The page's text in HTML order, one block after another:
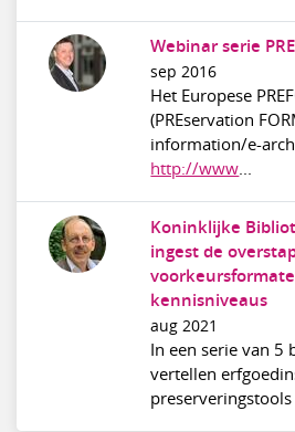
Webinar serie
sep 2016
Het Europese
(PREservation
information/e-
http://www...
Koninklijke
ingest de
kennisniveaus
aug 2021
In een serie van 5
vertellen
preserveringstools